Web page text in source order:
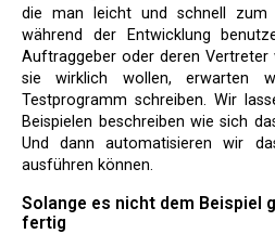
die man leicht und schnell zum
während der Entwicklung
Auftraggeber oder deren Vertreter
sie wirklich wollen, erwarten
Testprogramm schreiben. Wir
Beispielen beschreiben wie sich
Und dann automatisieren wir
ausführen können.
Solange es nicht dem Beispiel
fertig